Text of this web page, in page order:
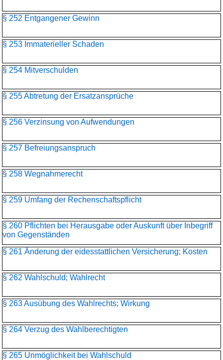
§ 252 Entgangener Gewinn
§ 253 Immaterieller Schaden
§ 254 Mitverschulden
§ 255 Abtretung der Ersatzansprüche
§ 256 Verzinsung von Aufwendungen
§ 257 Befreiungsanspruch
§ 258 Wegnahmerecht
§ 259 Umfang der Rechenschaftspflicht
§ 260 Pflichten bei Herausgabe oder Auskunft über Inbegriff
von Gegenständen
§ 261 Änderung der eidesstattlichen Versicherung; Kosten
§ 262 Wahlschuld; Wahlrecht
§ 263 Ausübung des Wahlrechts; Wirkung
§ 264 Verzug des Wahlberechtigten
§ 265 Unmöglichkeit bei Wahlschuld